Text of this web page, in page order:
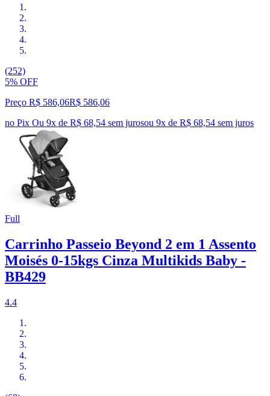
(252)
5% OFF
Preço R$ 586,06R$ 586,06
no Pix Ou 9x de R$ 68,54 sem jurosou 9x de R$ 68,54 sem juros
Full
Carrinho Passeio Beyond 2 em 1 Assento
Moisés 0-15kgs Cinza Multikids Baby -
BB429
4.4